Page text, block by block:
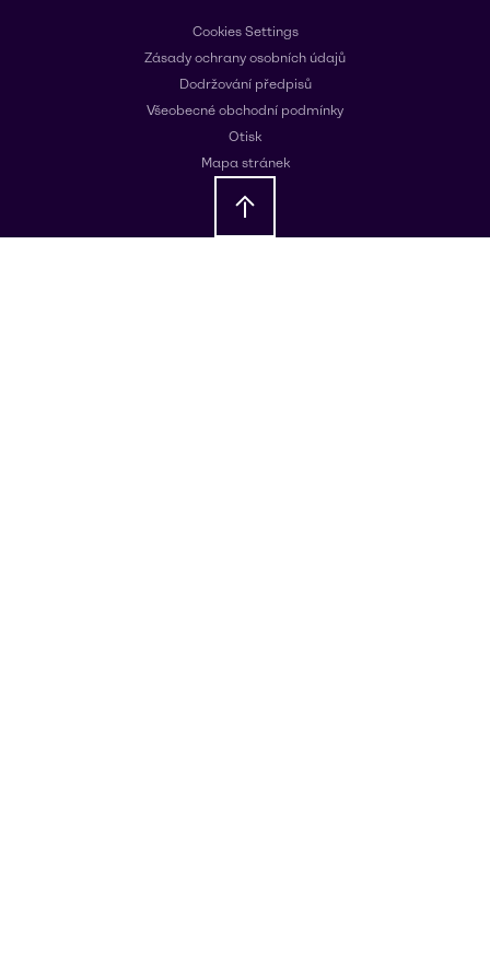
Cookies Settings
Zásady ochrany osobních údajů
Dodržování předpisů
Všeobecné obchodní podmínky
Otisk
Mapa stránek